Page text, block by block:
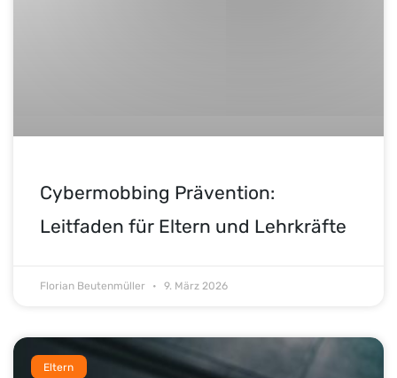
Cybermobbing Prävention:
Leitfaden für Eltern und Lehrkräfte
Florian Beutenmüller 9. März 2026
Eltern